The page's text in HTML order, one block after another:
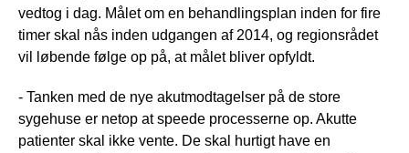
vedtog i dag. Målet om en behandlingsplan inden for fire
timer skal nås inden udgangen af 2014, og regionsrådet
vil løbende følge op på, at målet bliver opfyldt.
- Tanken med de nye akutmodtagelser på de store
sygehuse er netop at speede processerne op. Akutte
patienter skal ikke vente. De skal hurtigt have en